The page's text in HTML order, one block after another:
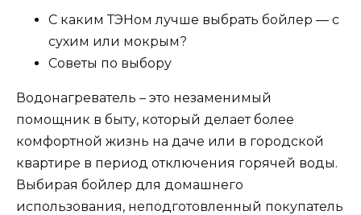
С каким ТЭНом лучше выбрать бойлер — с
сухим или мокрым?
Советы по выбору
Водонагреватель – это незаменимый
помощник в быту, который делает более
комфортной жизнь на даче или в городской
квартире в период отключения горячей воды.
Выбирая бойлер для домашнего
использования, неподготовленный покупатель